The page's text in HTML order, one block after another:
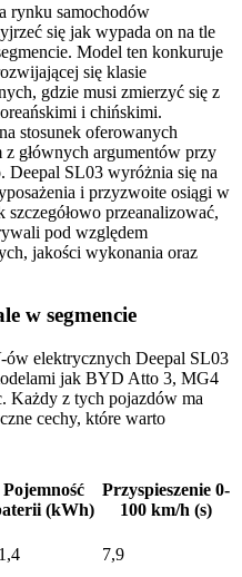
rynku samochodów
się jak wypada on na tle
Model ten konkuruje
się klasie
gdzie musi zmierzyć się z
i chińskimi.
stosunek oferowanych
głównych argumentów przy
Deepal SL03 wyróżnia się na
i przyzwoite osiągi w
przeanalizować,
pod względem
jakości wykonania oraz
w segmencie
elektrycznych Deepal SL03
jak BYD Atto 3, MG4
Każdy z tych pojazdów ma
cechy, które warto
Pojemność
(kWh)
Przyspieszenie 0-
100 km/h (s)
7,9